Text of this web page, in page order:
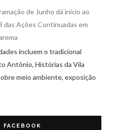
de Junho dá início ao
das Ações Continuadas em
incluem o tradicional
Antônio, Histórias da Vila
meio ambiente, exposição
FACEBOOK